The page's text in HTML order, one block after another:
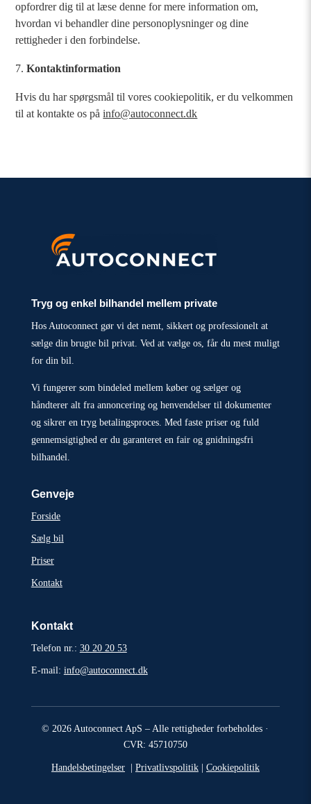
opfordrer dig til at læse denne for mere information om,
hvordan vi behandler dine personoplysninger og dine
rettigheder i den forbindelse.
Kontaktinformation
Hvis du har spørgsmål til vores cookiepolitik, er du velkommen
til at kontakte os påinfo@autoconnect.dk
Tryg og enkel bilhandel mellem private
Hos Autoconnect gør vi det nemt, sikkert og professionelt at
sælge din brugte bil privat. Ved at vælge os, får du mest muligt
for din bil.
Vi fungerer som bindeled mellem køber og sælger og
håndterer alt fra annoncering og henvendelser til dokumenter
og sikrer en tryg betalingsproces. Med faste priser og fuld
gennemsigtighed er du garanteret en fair og gnidningsfri
bilhandel.
Genveje
Forside
Sælg bil
Priser
Kontakt
Kontakt
Telefon nr.: 30 20 20 53
E-mail: info@autoconnect.dk
© 2026 Autoconnect ApS – Alle rettigheder forbeholdes ·
CVR: 45710750
Handelsbetingelser| Privatlivspolitik| Cookiepolitik